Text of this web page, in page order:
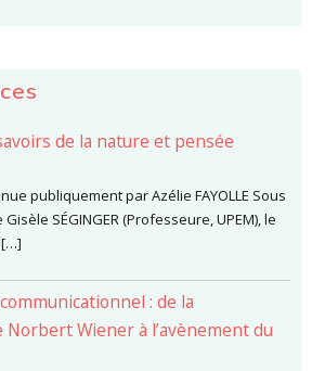
de la nature et pensée
publiquement par Azélie FAYOLLE Sous
SÉGINGER (Professeure, UPEM), le
[…]
: de la
Wiener à l’avènement du